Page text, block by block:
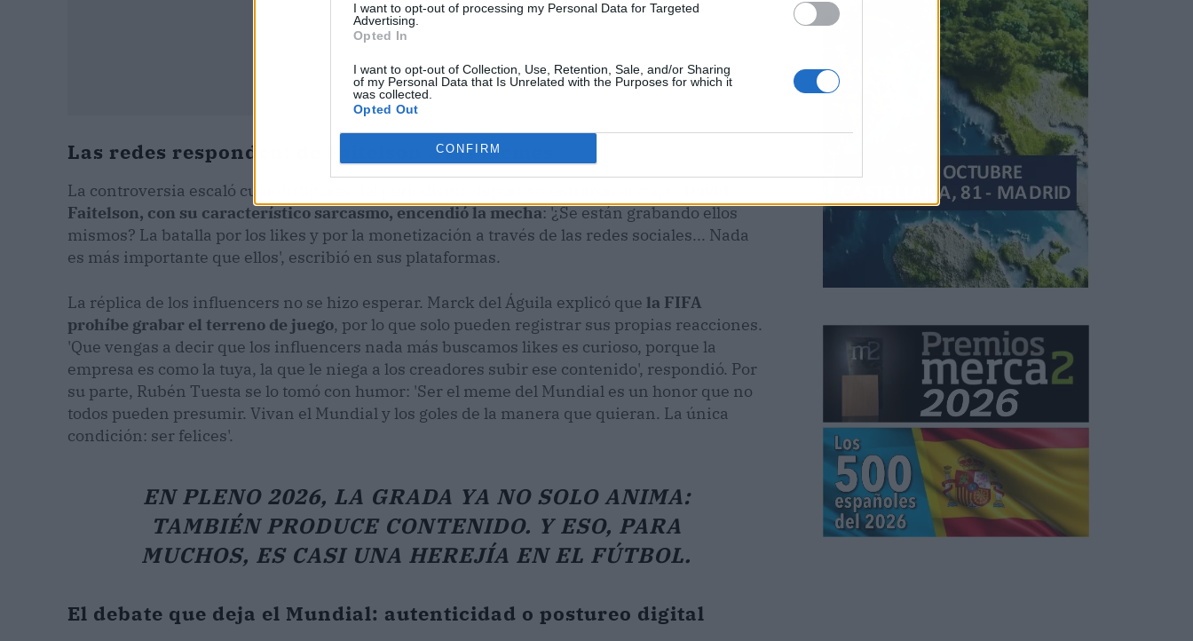
I want to opt-out of processing my Personal Data for Targeted
Advertising.
Opted In
I want to opt-out of Collection, Use, Retention, Sale, and/or Sharing
of my Personal Data that Is Unrelated with the Purposes for which it
was collected.
Opted Out
CONFIRM
Las redes responden: de Faitelson a los memes
La controversia escaló cuando figuras del periodismo deportivo entraron al trapo.
Faitelson, con su característico sarcasmo, encendió la mecha: '¿Se están grabando ellos
mismos? La batalla por los likes y por la monetización a través de las redes sociales... Nada
es más importante que ellos', escribió en sus plataformas.
La réplica de los influencers no se hizo esperar. Marck del Águila explicó que la FIFA
prohíbe grabar el terreno de juego, por lo que solo pueden registrar sus propias reacciones.
'Que vengas a decir que los influencers nada más buscamos likes es curioso, porque la
empresa es como la tuya, la que le niega a los creadores subir ese contenido', respondió. Por
su parte, Rubén Tuesta se lo tomó con humor: 'Ser el meme del Mundial es un honor que no
todos pueden presumir. Vivan el Mundial y los goles de la manera que quieran. La única
condición: ser felices'.
EN PLENO 2026, LA GRADA YA NO SOLO ANIMA:
TAMBIÉN PRODUCE CONTENIDO. Y ESO, PARA
MUCHOS, ES CASI UNA HEREJÍA EN EL FÚTBOL.
El debate que deja el Mundial: autenticidad o postureo digital